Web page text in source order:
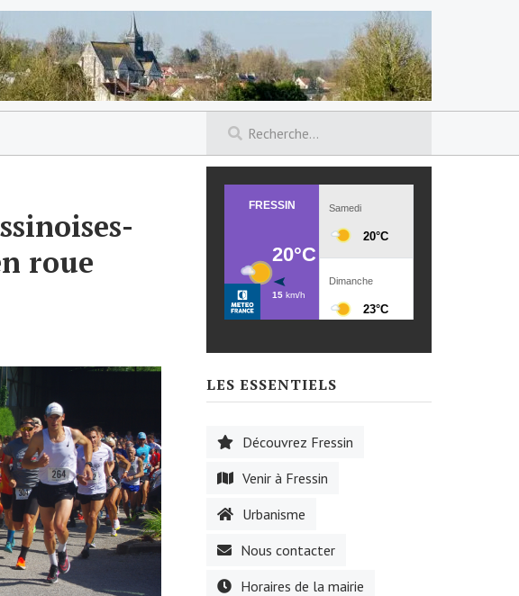
roue
LES ESSENTIELS
Découvrez Fressin
Venir à Fressin
Urbanisme
Nous contacter
Horaires de la mairie